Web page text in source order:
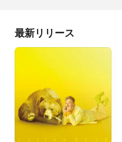
最新リリース